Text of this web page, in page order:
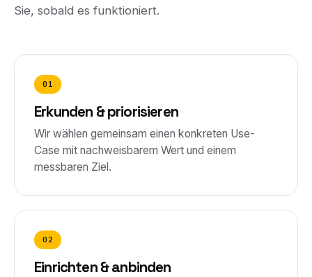
Sie, sobald es funktioniert.
01
Erkunden & priorisieren
Wir wählen gemeinsam einen konkreten Use-
Case mit nachweisbarem Wert und einem
messbaren Ziel.
02
Einrichten & anbinden